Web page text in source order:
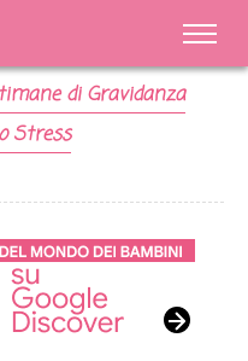
di Gravidanza
Stress